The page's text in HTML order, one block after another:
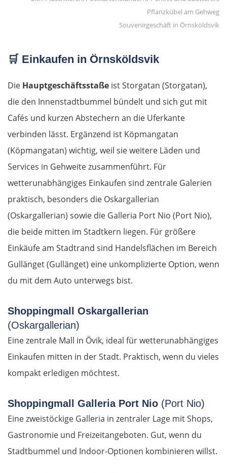
Souvenirgeschäft in Örnsköldsvik
🛒 Einkaufen in Örnsköldsvik
Die Hauptgeschäftsstaße ist Storgatan (Storgatan),
die den Innenstadtbummel bündelt und sich gut mit
Cafés und kurzen Abstechern an die Uferkante
verbinden lässt. Ergänzend ist Köpmangatan
(Köpmangatan) wichtig, weil sie weitere Läden und
Services in Gehweite zusammenführt. Für
wetterunabhängiges Einkaufen sind zentrale Galerien
praktisch, besonders die Oskargallerian
(Oskargallerian) sowie die Galleria Port Nio (Port Nio),
die beide mitten im Stadtkern liegen. Für größere
Einkäufe am Stadtrand sind Handelsflächen im Bereich
Gullänget (Gullänget) eine unkomplizierte Option, wenn
du mit dem Auto unterwegs bist.
Shoppingmall Oskargallerian
(Oskargallerian)
Eine zentrale Mall in Övik, ideal für wetterunabhängiges
Einkaufen mitten in der Stadt. Praktisch, wenn du vieles
kompakt erledigen möchtest.
Shoppingmall Galleria Port Nio (Port Nio)
Eine zweistöckige Galleria in zentraler Lage mit Shops,
Gastronomie und Freizeitangeboten. Gut, wenn du
Stadtbummel und Indoor-Optionen kombinieren willst.
Patras
Mesolongi
Arta
Argos Orestiko
Edessa
Polykastro
Bulgarien West
Petritsch
Blagoewgrad
Sofia
Widin